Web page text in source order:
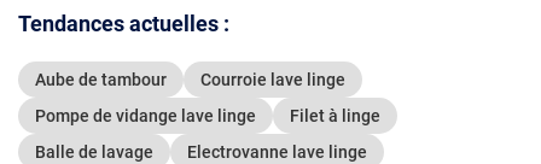
Tendances actuelles :
Aube de tambour
Courroie lave linge
Pompe de vidange lave linge
Filet à linge
Balle de lavage
Electrovanne lave linge